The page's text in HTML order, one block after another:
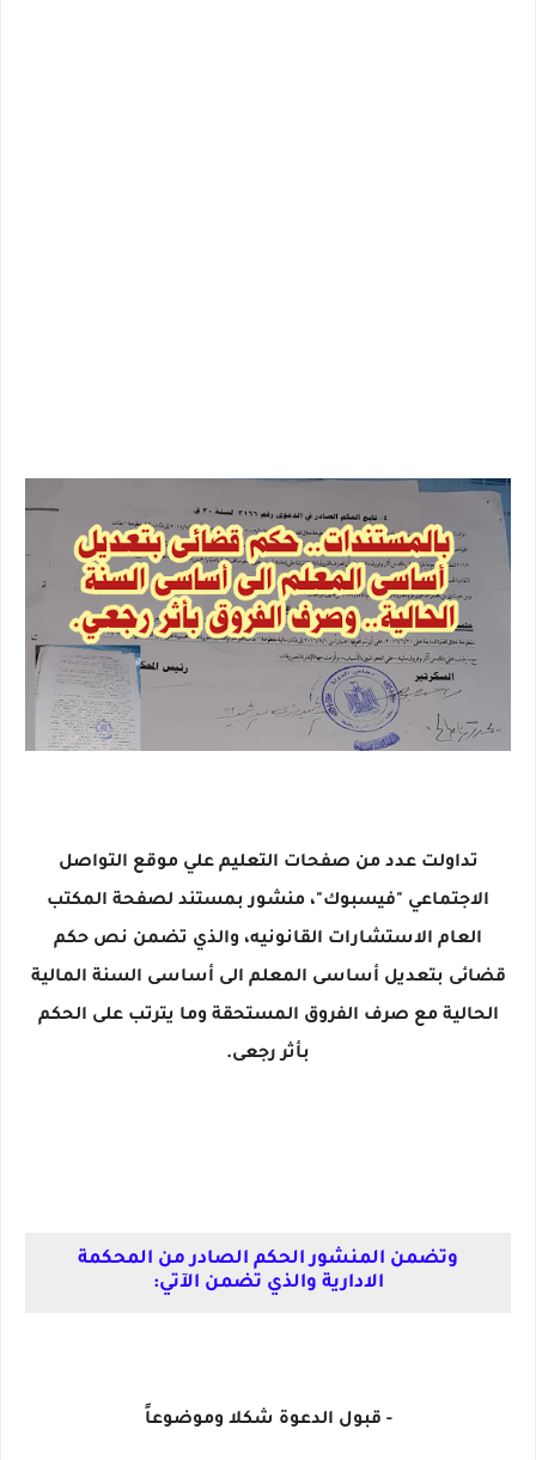
تداولت عدد من صفحات التعليم علي موقع التواصل
الاجتماعي "فيسبوك"، منشور بمستند لصفحة المكتب
العام الاستشارات القانونيه، والذي تضمن نص حكم
قضائى بتعديل أساسى المعلم الى أساسى السنة المالية
الحالية مع صرف الفروق المستحقة وما يترتب على الحكم
بأثر رجعى.
وتضمن المنشور الحكم الصادر من المحكمة
الادارية والذي تضمن الآتي:
- قبول الدعوة شكلا وموضوعاً